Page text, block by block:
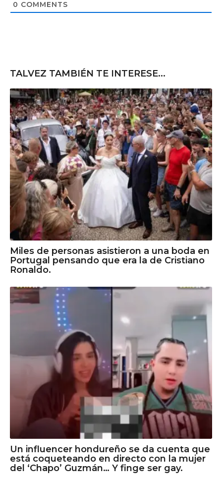
e
0 COMMENTS
TALVEZ TAMBIÉN TE INTERESE...
Miles de personas asistieron a una boda en
Portugal pensando que era la de Cristiano
Ronaldo.
Un influencer hondureño se da cuenta que
está coqueteando en directo con la mujer
del ‘Chapo’ Guzmán… Y finge ser gay.